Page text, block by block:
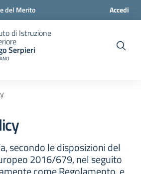
del Merito Accedi
di Istruzione
Serpieri
secondo le disposizioni del
2016/679, nel seguito